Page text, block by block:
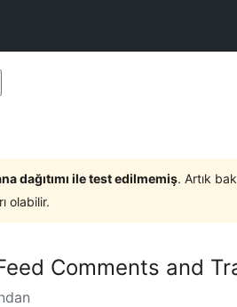
dağıtımı ile test edilmemiş. Artık
olabilir.
Comments and